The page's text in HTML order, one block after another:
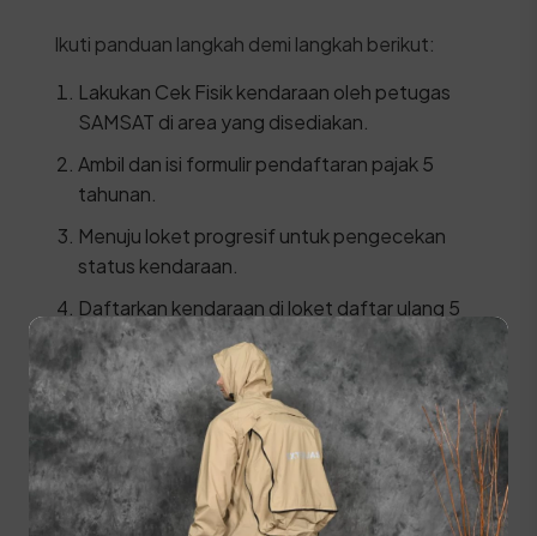
Ikuti panduan langkah demi langkah berikut:
Lakukan Cek Fisik kendaraan oleh petugas
SAMSAT di area yang disediakan.
Ambil dan isi formulir pendaftaran pajak 5
tahunan.
Menuju loket progresif untuk pengecekan
status kendaraan.
Daftarkan kendaraan di loket daftar ulang 5
tahun dengan menyerahkan berkas dan hasil
cek fisik.
Lakukan pembayaran pajak dan biaya PNBP
pelat nomor di kasir.
Ambil STNK, SKPD, dan Plat Nomor (TNKB)
baru di loket penyerahan.